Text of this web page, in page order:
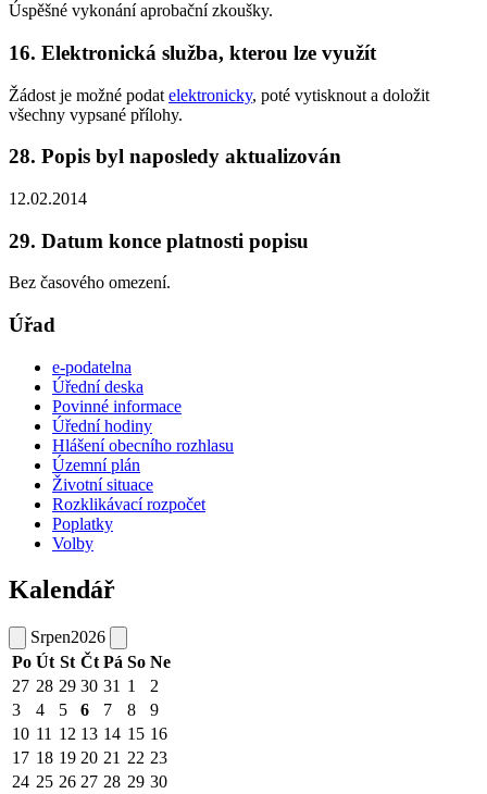
Úspěšné vykonání aprobační zkoušky.
16. Elektronická služba, kterou lze využít
Žádost je možné podat elektronicky, poté vytisknout a doložit
všechny vypsané přílohy.
28. Popis byl naposledy aktualizován
12.02.2014
29. Datum konce platnosti popisu
Bez časového omezení.
Úřad
e-podatelna
Úřední deska
Povinné informace
Úřední hodiny
Hlášení obecního rozhlasu
Územní plán
Životní situace
Rozklikávací rozpočet
Poplatky
Volby
Kalendář
Srpen2026
Po Út St Čt Pá So Ne
27 28 29 30 31 1
2
3
4 5 6 7 8
9
10 11 12 13 14 15 16
17 18 19 20 21 22 23
24 25 26 27 28 29 30